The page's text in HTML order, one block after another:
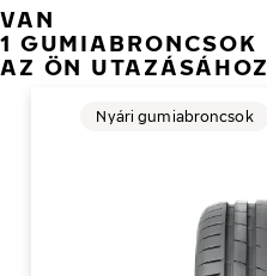
VAN
1 GUMIABRONCSOK
AZ ÖN UTAZÁSÁHOZ
Nyári gumiabroncsok